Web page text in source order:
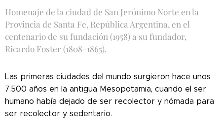
Homenaje de la ciudad de San Jerónimo Norte en la
Provincia de Santa Fe, República Argentina, en el
centenario de su fundación (1958) a su fundador,
Ricardo Foster (1808-1865).
Las primeras ciudades del mundo surgieron hace unos
7.500 años en la antigua Mesopotamia, cuando el ser
humano había dejado de ser recolector y nómada para
ser recolector y sedentario.